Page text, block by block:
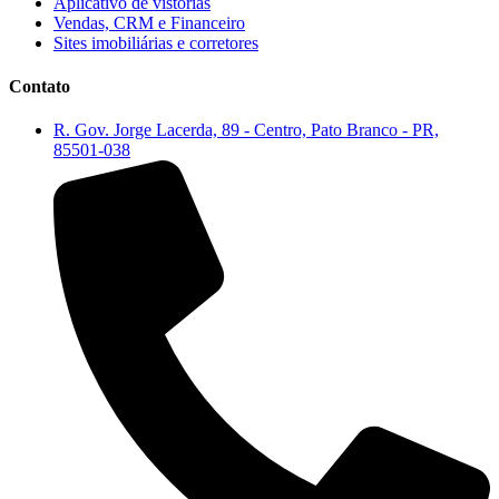
Vendas, CRM e Financeiro
Sites imobiliárias e corretores
Contato
R. Gov. Jorge Lacerda, 89 - Centro, Pato Branco - PR,
85501-038